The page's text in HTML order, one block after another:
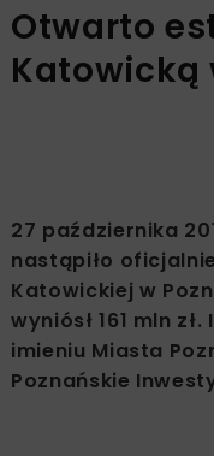
Otwarto
Katowicką
27 października
nastąpiło
Katowickiej w
wyniósł 161 mln
imieniu Miasta
Poznańskie